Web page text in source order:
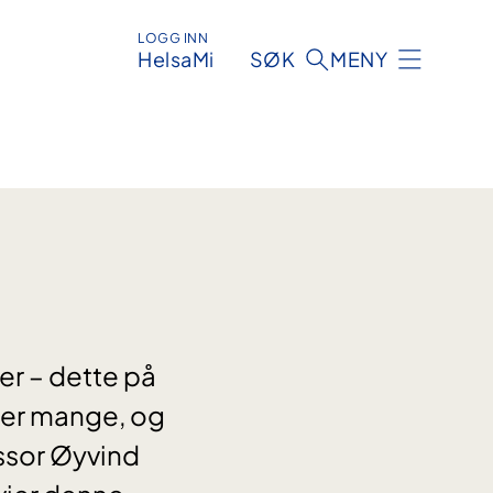
LOGG INN
HelsaMi SØK MENY
– dette på
mange, og
Øyvind